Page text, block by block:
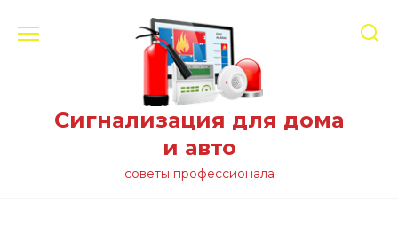
Сигнализация для дома
и авто
советы профессионала